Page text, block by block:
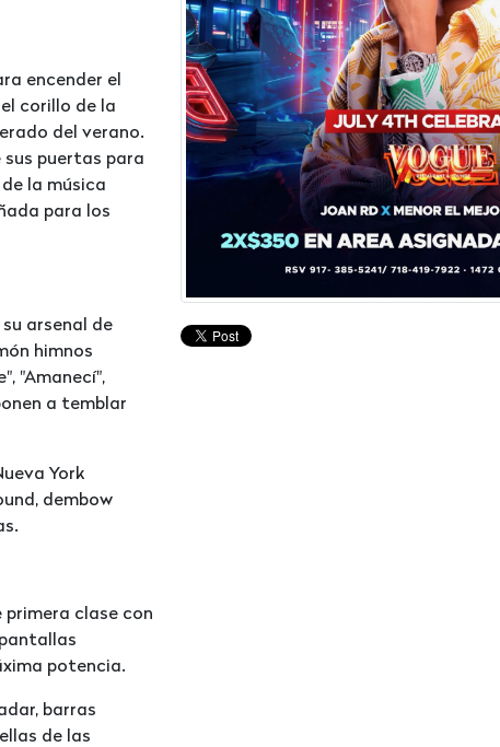
encender el
corillo de la
del verano.
sus puertas para
la música
para los
arsenal de
himnos
"Amanecí",
a temblar
York
dembow
clase con
potencia.
barras
de las